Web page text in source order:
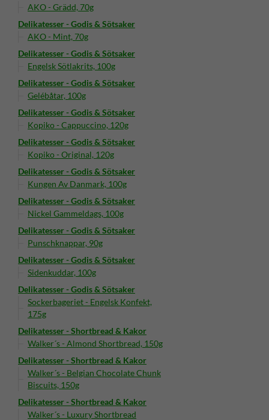
AKO - Grädd, 70g
Delikatesser - Godis & Sötsaker
AKO - Mint, 70g
Delikatesser - Godis & Sötsaker
Engelsk Sötlakrits, 100g
Delikatesser - Godis & Sötsaker
Gelébåtar, 100g
Delikatesser - Godis & Sötsaker
Kopiko - Cappuccino, 120g
Delikatesser - Godis & Sötsaker
Kopiko - Original, 120g
Delikatesser - Godis & Sötsaker
Kungen Av Danmark, 100g
Delikatesser - Godis & Sötsaker
Nickel Gammeldags, 100g
Delikatesser - Godis & Sötsaker
Punschknappar, 90g
Delikatesser - Godis & Sötsaker
Sidenkuddar, 100g
Delikatesser - Godis & Sötsaker
Sockerbageriet - Engelsk Konfekt,
175g
Delikatesser - Shortbread & Kakor
Walker´s - Almond Shortbread, 150g
Delikatesser - Shortbread & Kakor
Walker´s - Belgian Chocolate Chunk
Biscuits, 150g
Delikatesser - Shortbread & Kakor
Walker´s - Luxury Shortbread